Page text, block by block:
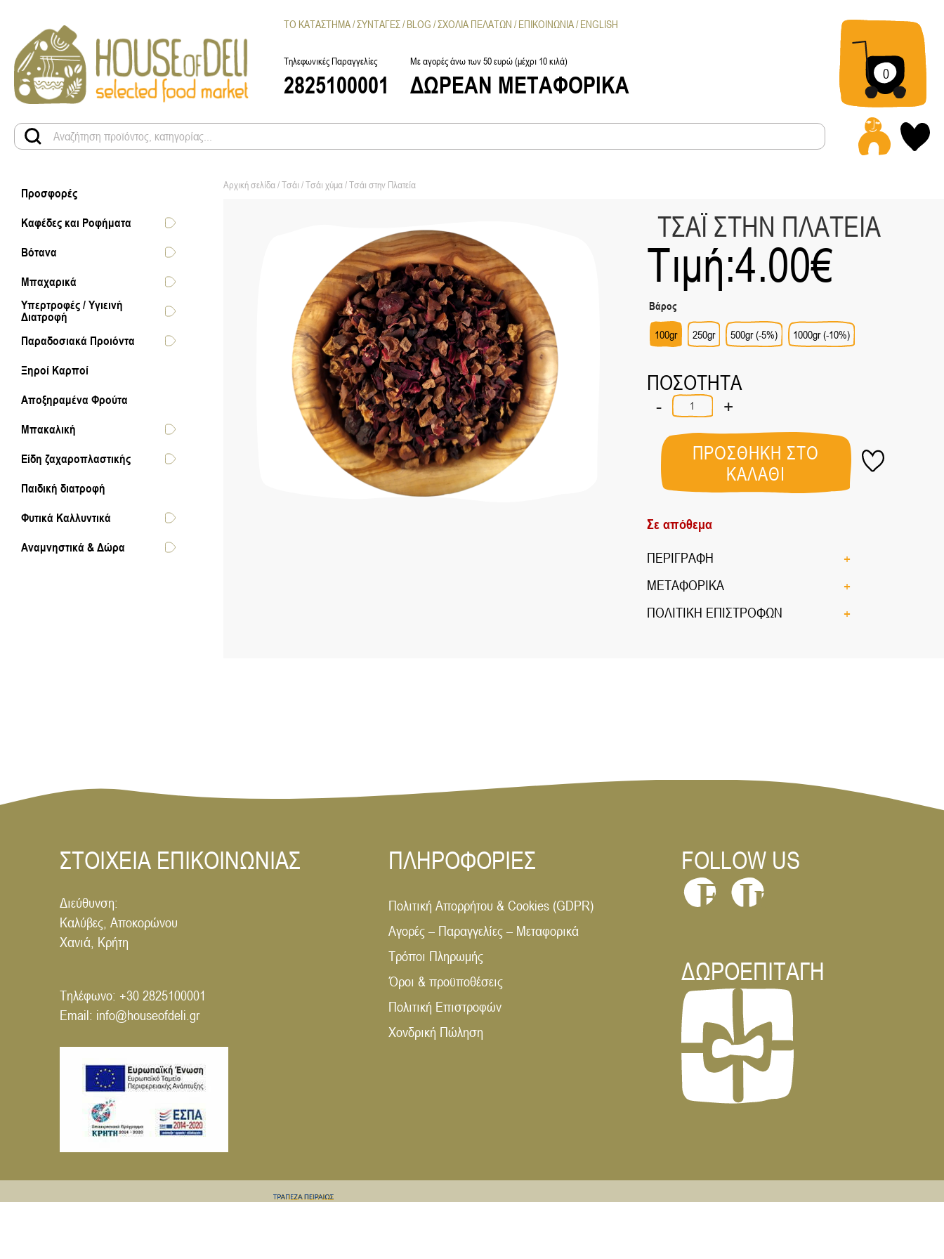
Τηλεφωνικές Παραγγελίες
2825100001
Με αγορές άνω των 50 ευρώ (μέχρι 10 κιλά)
ΔΩΡΕΑΝ ΜΕΤΑΦΟΡΙΚΑ
ΤΟ ΚΑΤΑΣΤΗΜΑ ΣΥΝΤΑΓΕΣ BLOG ΣΧΟΛΙΑ ΠΕΛΑΤΩΝ ΕΠΙΚΟΙΝΩΝΙΑ ENGLISH
0
Προσφορές
Καφέδες και Ροφήματα
Βότανα
Μπαχαρικά
Υπερτροφές / Υγιεινή
Διατροφή
Παραδοσιακά Προιόντα
Ξηροί Καρποί
Αποξηραμένα Φρούτα
Μπακαλική
Είδη ζαχαροπλαστικής
Παιδική διατροφή
Φυτικά Καλλυντικά
Αναμνηστικά & Δώρα
Αρχική σελίδα/Τσάι /Τσάι χύμα/ Τσάι στην Πλατεία
ΤΣΑΪ ΣΤΗΝ ΠΛΑΤΕΙΑ
Τιμή:4.00€
Βάρος
100gr 250gr 500gr (-5%) 1000gr (-10%)
ΠΟΣΟΤΗΤΑ
-
Τσάι
στην
ποσότητα
+
ΠΡΟΣΘΗΚΗ ΣΤΟ
ΚΑΛΑΘΙ
Σε απόθεμα
ΠΕΡΙΓΡΑΦΗ
ΜΕΤΑΦΟΡΙΚΑ
ΠΟΛΙΤΙΚΗ ΕΠΙΣΤΡΟΦΩΝ
ΣΤΟΙΧΕΙΑ ΕΠΙΚΟΙΝΩΝΙΑΣ
Διεύθυνση:
Καλύβες, Αποκορώνου
Χανιά, Κρήτη
Τηλέφωνο: +30 2825100001
Email: info@houseofdeli.gr
ΠΛΗΡΟΦΟΡΙΕΣ
Πολιτική Απορρήτου & Cookies (GDPR)
Αγορές – Παραγγελίες – Μεταφορικά
Τρόποι Πληρωμής
Όροι & προϋποθέσεις
Πολιτική Επιστροφών
Χονδρική Πώληση
FOLLOW US
F In
ΔΩΡΟΕΠΙΤΑΓΗ